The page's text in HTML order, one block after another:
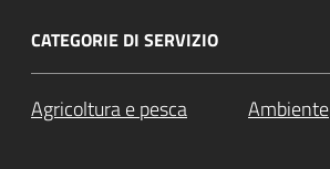
CATEGORIE DI SERVIZIO
Agricoltura e pesca Ambiente